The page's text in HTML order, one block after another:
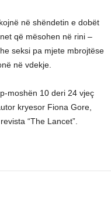
në shëndetin e dobët
që mësohen në rini –
seksi pa mjete mbrojtëse
në vdekje.
moshën 10 deri 24 vjeç
kryesor Fiona Gore,
“The Lancet”.